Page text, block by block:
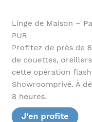
Linge de Maison –
PUR
Profitez de près de
de couettes,
cette opération
Showroomprivé. À
8 heures.
J’en profite